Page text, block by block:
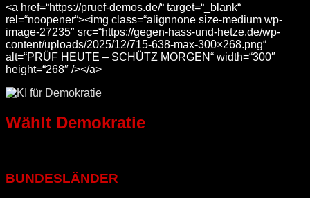
<a href=“https://pruef-demos.de/“ target=“_blank“
rel=“noopener“><img class=“alignnone size-medium wp-
image-27235″ src=“https://gegen-hass-und-hetze.de/wp-
content/uploads/2025/12/715-638-max-300×268.png“
alt=“PRÜF HEUTE – SCHÜTZ MORGEN“ width=“300″
height=“268″ /></a>
Wählt Demokratie
BUNDESLÄNDER